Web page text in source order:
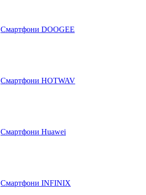
Смартфони DOOGEE
Смартфони HOTWAV
Смартфони Huawei
Смартфони INFINIX